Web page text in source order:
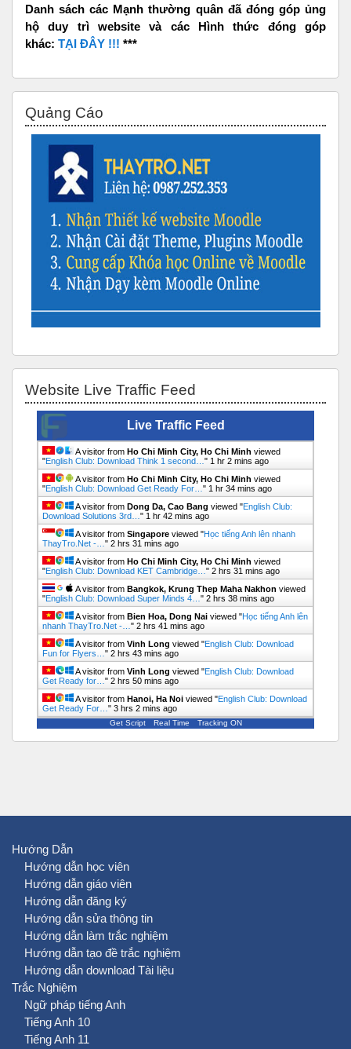
Danh sách các Mạnh thường quân đã đóng góp ủng
hộ duy trì website và các Hình thức đóng góp
khác: TẠI ĐÂY !!! ***
Quảng Cáo
Website Live Traffic Feed
Live Traffic Feed
A visitor from Ho Chi Minh City, Ho Chi Minh viewed
"English Club: Download Think 1 second… " 1 hr 2 mins ago
A visitor from Ho Chi Minh City, Ho Chi Minh viewed
"English Club: Download Get Ready For… " 1 hr 34 mins ago
A visitor from Dong Da, Cao Bang viewed "English Club:
Download Solutions 3rd… " 1 hr 42 mins ago
A visitor from Singapore viewed "Học tiếng Anh lên nhanh
ThayTro.Net -… " 2 hrs 31 mins ago
A visitor from Ho Chi Minh City, Ho Chi Minh viewed
"English Club: Download KET Cambridge… " 2 hrs 31 mins ago
A visitor from Bangkok, Krung Thep Maha Nakhon viewed
"English Club: Download Super Minds 4… " 2 hrs 38 mins ago
A visitor from Bien Hoa, Dong Nai viewed "Học tiếng Anh lên
nhanh ThayTro.Net -… " 2 hrs 41 mins ago
A visitor from Vinh Long viewed "English Club: Download
Fun for Flyers… " 2 hrs 43 mins ago
A visitor from Vinh Long viewed "English Club: Download
Get Ready for… " 2 hrs 50 mins ago
A visitor from Hanoi, Ha Noi viewed "English Club: Download
Get Ready For… " 3 hrs 2 mins ago
Get Script Real Time Tracking ON
Hướng Dẫn
Hướng dẫn học viên
Hướng dẫn giáo viên
Hướng dẫn đăng ký
Hướng dẫn sửa thông tin
Hướng dẫn làm trắc nghiệm
Hướng dẫn tạo đề trắc nghiệm
Hướng dẫn download Tài liệu
Trắc Nghiệm
Ngữ pháp tiếng Anh
Tiếng Anh 10
Tiếng Anh 11